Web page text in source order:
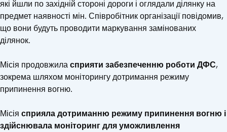
які йшли по західній стороні дороги і оглядали ділянку на
предмет наявності мін. Співробітник організації повідомив,
що вони будуть проводити маркування замінованих
ділянок.
Місія продовжиласприяти забезпеченню роботи ДФС,
зокрема шляхом моніторингу дотримання режиму
припинення вогню.
Місія сприяла дотриманню режиму припинення вогню і
здійснювала моніторинг для уможливлення